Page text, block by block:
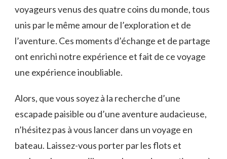
voyageurs venus des quatre⁣ coins du monde, tous
unis ‍par le ‍même amour de l’exploration et de
l’aventure. Ces moments d’échange ⁤et de partage‍
ont‌ enrichi notre expérience et fait de ‍ce voyage
⁣une expérience​ inoubliable.
Alors, que vous soyez à la recherche d’une
escapade paisible​ ou d’une aventure audacieuse,
n’hésitez pas à vous lancer dans un voyage en
bateau. Laissez-vous porter par les flots et